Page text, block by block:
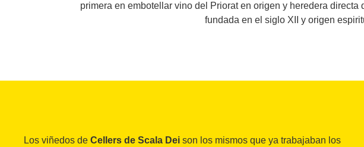
primera en embotellar vino del Priorat en origen y heredera
fundada en el siglo XII y origen
Los viñedos de Cellers de Scala Dei son los mismos que ya trabajaban los